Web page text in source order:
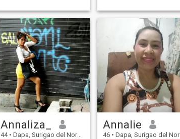
Annaliza_
44 • Dapa, Surigao del Norte, Filippinerna
Annalie
46 • Dapa, Surigao del Norte, Filippinerna